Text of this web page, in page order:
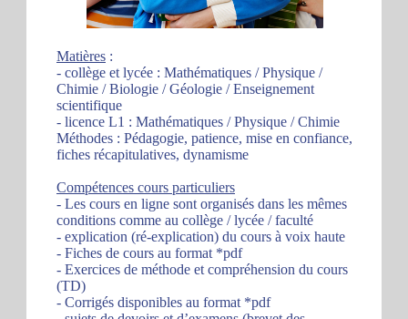
Matières :
- collège et lycée : Mathématiques / Physique /
Chimie / Biologie / Géologie / Enseignement
scientifique
- licence L1 : Mathématiques / Physique / Chimie
Méthodes : Pédagogie, patience, mise en confiance,
fiches récapitulatives, dynamisme
Compétences cours particuliers
- Les cours en ligne sont organisés dans les mêmes
conditions comme au collège / lycée / faculté
- explication (ré-explication) du cours à voix haute
- Fiches de cours au format *pdf
- Exercices de méthode et compréhension du cours
(TD)
- Corrigés disponibles au format *pdf